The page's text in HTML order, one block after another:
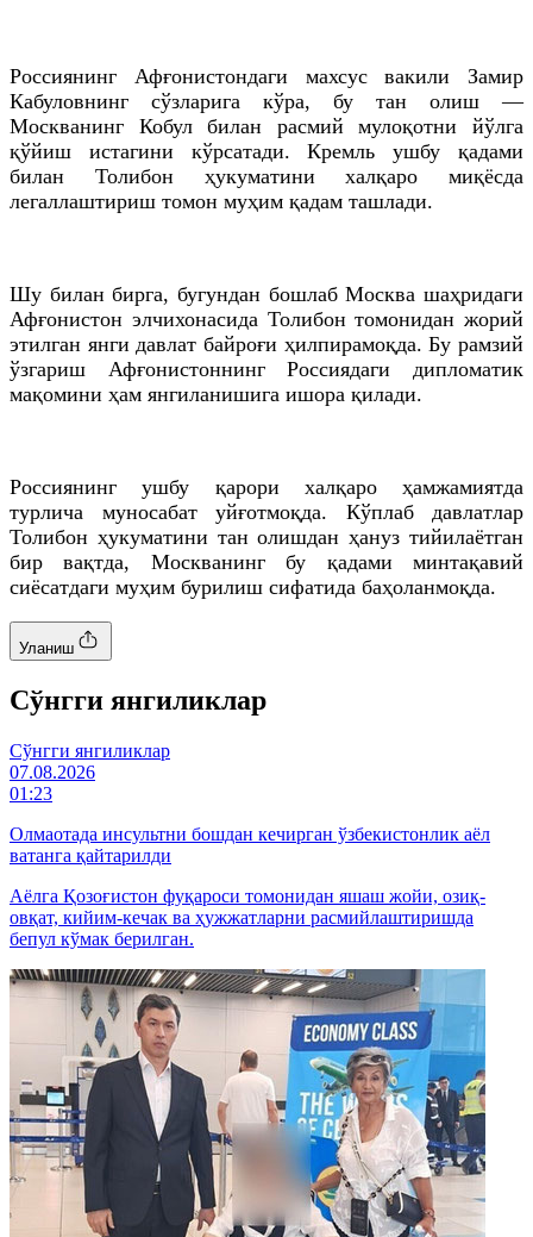
Россиянинг Афғонистондаги махсус вакили Замир
Кабуловнинг сўзларига кўра, бу тан олиш —
Москванинг Кобул билан расмий мулоқотни йўлга
қўйиш истагини кўрсатади. Кремль ушбу қадами
билан Толибон ҳукуматини халқаро миқёсда
легаллаштириш томон муҳим қадам ташлади.
Шу билан бирга, бугундан бошлаб Москва шаҳридаги
Афғонистон элчихонасида Толибон томонидан жорий
этилган янги давлат байроғи ҳилпирамоқда. Бу рамзий
ўзгариш Афғонистоннинг Россиядаги дипломатик
мақомини ҳам янгиланишига ишора қилади.
Россиянинг ушбу қарори халқаро ҳамжамиятда
турлича муносабат уйғотмоқда. Кўплаб давлатлар
Толибон ҳукуматини тан олишдан ҳануз тийилаётган
бир вақтда, Москванинг бу қадами минтақавий
сиёсатдаги муҳим бурилиш сифатида баҳоланмоқда.
Уланиш
Cўнгги янгиликлар
Cўнгги янгиликлар
07.08.2026
01:23
Олмаотада инсультни бошдан кечирган ўзбекистонлик аёл
ватанга қайтарилди
Аёлга Қозоғистон фуқароси томонидан яшаш жойи, озиқ-
овқат, кийим-кечак ва ҳужжатларни расмийлаштиришда
бепул кўмак берилган.